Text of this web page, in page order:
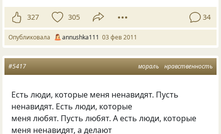
327 305 34
Опубликовала annushka111 03 фев 2011
мораль нравственность
#5417
Есть люди, которые меня ненавидят. Пусть
ненавидят. Есть люди, которые
меня любят. Пусть любят. А есть люди, которые
меня ненавидят, а делают